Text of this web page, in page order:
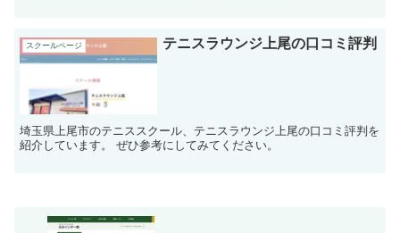
スクールページ テニスラウンジ上尾の口コミ評判
埼玉県上尾市のテニススクール、テニスラウンジ上尾の口コミ評判を
紹介しています。 ぜひ参考にしてみてください。